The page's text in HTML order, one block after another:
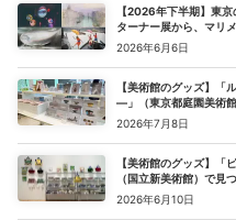
【2026年下半期】東
ターナー展から、マリ
2026年6月6日
【美術館のグッズ】
―」（東京都庭園美術
2026年7月8日
【美術館のグッズ】
（国立新美術館）で見
2026年6月10日